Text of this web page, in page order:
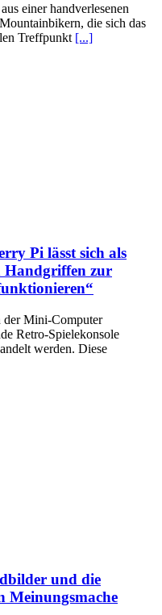
einer handverlesenen
die sich das
Treffpunkt [...]
Pi lässt sich als
Handgriffen zur
der Mini-Computer
Retro-Spielekonsole
werden. Diese
und die
Meinungsmache